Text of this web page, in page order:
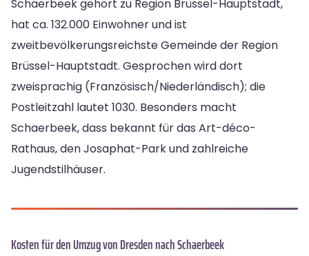
Schaerbeek gehört zu Region Brüssel-Hauptstadt,
hat ca. 132.000 Einwohner und ist
zweitbevölkerungsreichste Gemeinde der Region
Brüssel-Hauptstadt. Gesprochen wird dort
zweisprachig (Französisch/Niederländisch); die
Postleitzahl lautet 1030. Besonders macht
Schaerbeek, dass bekannt für das Art-déco-
Rathaus, den Josaphat-Park und zahlreiche
Jugendstilhäuser.
Kosten für den Umzug von Dresden nach Schaerbeek